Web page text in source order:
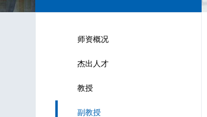
师资概况
杰出人才
教授
副教授